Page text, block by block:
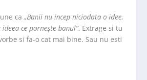
ca„Banii nu incep niciodata o idee.
ce porneşte banul”. Extrage si tu
si fa-o cat mai bine. Sau nu esti